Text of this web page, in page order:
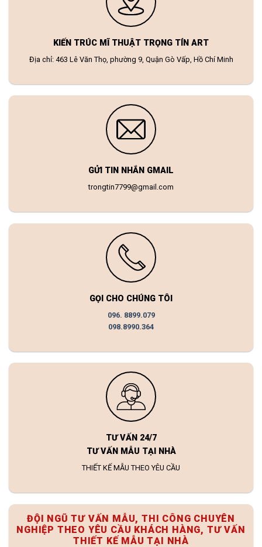
KIẾN TRÚC MĨ THUẬT TRỌNG TÍN ART
Địa chỉ: 463 Lê Văn Thọ, phường 9, Quận Gò Vấp, Hồ Chí Minh
GỬI TIN NHẮN GMAIL
trongtin7799@gmail.com
GỌI CHO CHÚNG TÔI
096. 8899.079
098.8990.364
TƯ VẤN 24/7
TƯ VẤN MẪU TẠI NHÀ
THIẾT KẾ MẪU THEO YÊU CẦU
ĐỘI NGŨ TƯ VẤN MẪU, THI CÔNG CHUYÊN
NGHIỆP THEO YÊU CẦU KHÁCH HÀNG, TƯ VẤN
THIẾT KẾ MẪU TẠI NHÀ